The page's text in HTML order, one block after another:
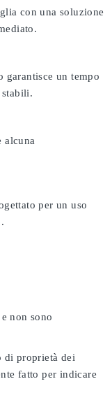
con una soluzione
garantisce un tempo
alcuna
per un uso
non sono
di proprietà dei
fatto per indicare